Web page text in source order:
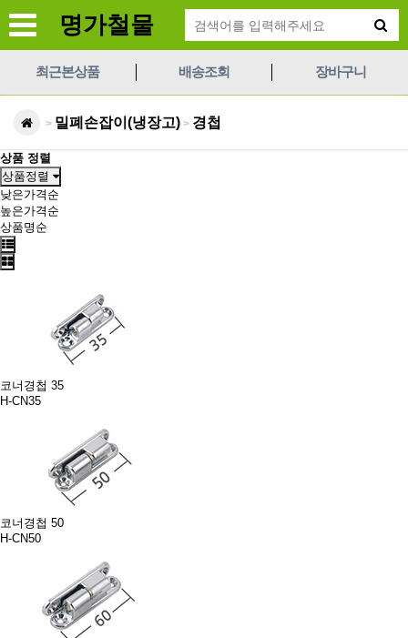
명가철물
최근본상품 배송조회 장바구니
> 밀폐손잡이(냉장고) > 경첩
상품 정렬
상품정렬
낮은가격순
높은가격순
상품명순
코너경첩 35
H-CN35
코너경첩 50
H-CN50